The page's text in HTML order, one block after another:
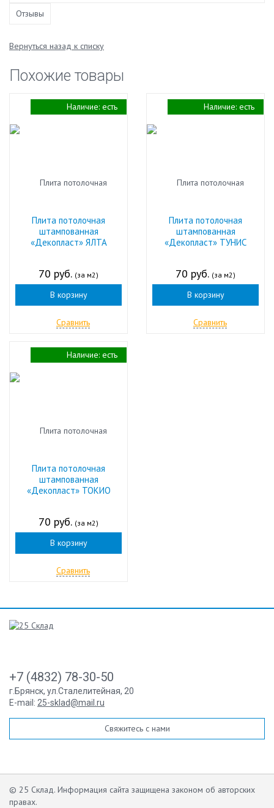
Отзывы
Вернуться назад к списку
Похожие товары
Плита потолочная
штампованная
«Декопласт» ЯЛТА
70 руб. (за м2)
В корзину
Сравнить
Наличие: есть
Плита потолочная
штампованная
«Декопласт» ТУНИС
70 руб. (за м2)
В корзину
Сравнить
Наличие: есть
Плита потолочная
штампованная
«Декопласт» ТОКИО
70 руб. (за м2)
В корзину
Сравнить
Наличие: есть
+7 (4832) 78-30-50
г.Брянск, ул.Сталелитейная, 20
E-mail: 25-sklad@mail.ru
Свяжитесь с нами
© 25 Склад. Информация сайта защищена законом об авторских
правах.